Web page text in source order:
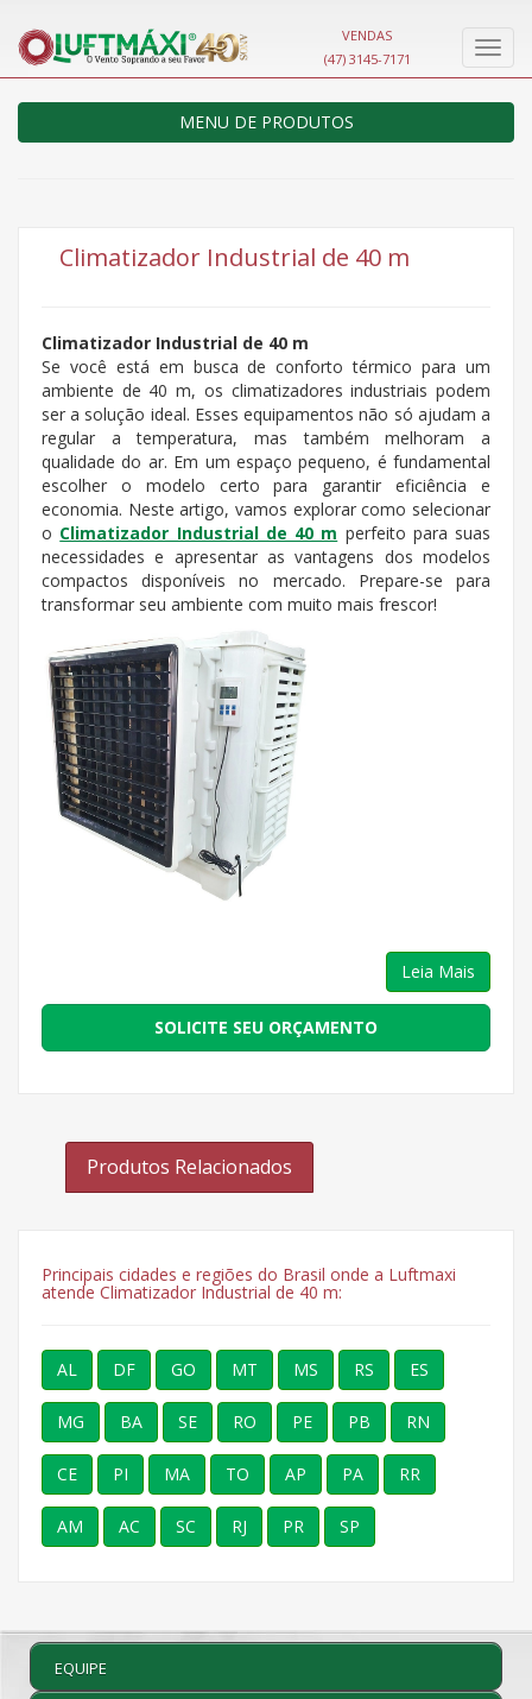
VENDAS
(47) 3145-7171
MENU DE PRODUTOS
Climatizador Industrial de 40 m
Climatizador Industrial de 40 m
Se você está em busca de conforto térmico para um
ambiente de 40 m, os climatizadores industriais podem
ser a solução ideal. Esses equipamentos não só ajudam a
regular a temperatura, mas também melhoram a
qualidade do ar. Em um espaço pequeno, é fundamental
escolher o modelo certo para garantir eficiência e
economia. Neste artigo, vamos explorar como selecionar
o Climatizador Industrial de 40 m perfeito para suas
necessidades e apresentar as vantagens dos modelos
compactos disponíveis no mercado. Prepare-se para
transformar seu ambiente com muito mais frescor!
Leia Mais
SOLICITE SEU ORÇAMENTO
Produtos Relacionados
Principais cidades e regiões do Brasil onde a Luftmaxi
atende Climatizador Industrial de 40 m:
AL DF GO MT MS RS ES
MG BA SE RO PE PB RN
CE PI MA TO AP PA RR
AM AC SC RJ PR SP
EQUIPE